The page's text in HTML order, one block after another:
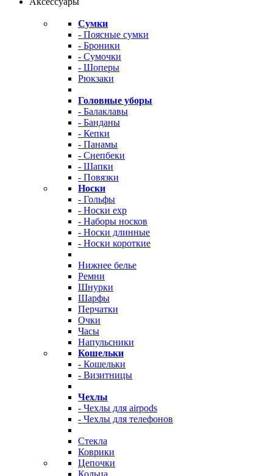
Сумки
- Поясные сумки
- Броники
- Сумочки
- Шоперы
Рюкзаки
Головные уборы
- Балаклавы
- Банданы
- Кепки
- Панамы
- Снепбеки
- Шапки
- Повязки
Носки
- Гольфы
- Носки exp
- Наборы носков
- Носки длинные
- Носки короткие
Нижнее белье
Ремни
Шнурки
Шарфы
Перчатки
Очки
Часы
Напульсники
Кошельки
- Кошельки
- Визитницы
Чехлы
- Чехлы для airpods
- Чехлы для телефонов
Стекла
Коврики
Цепочки
Кольца